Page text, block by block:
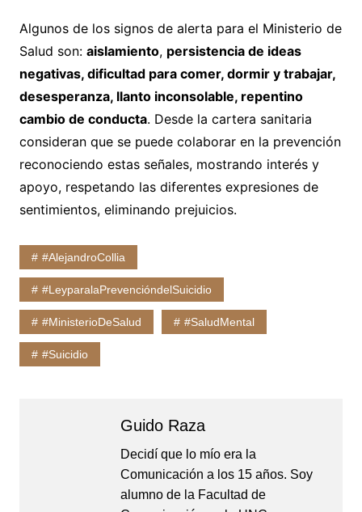
Algunos de los signos de alerta para el Ministerio de
Salud son: aislamiento, persistencia de ideas
negativas, dificultad para comer, dormir y trabajar,
desesperanza, llanto inconsolable, repentino
cambio de conducta. Desde la cartera sanitaria
consideran que se puede colaborar en la prevención
reconociendo estas señales, mostrando interés y
apoyo, respetando las diferentes expresiones de
sentimientos, eliminando prejuicios.
#AlejandroCollia
#LeyparalaPrevencióndelSuicidio
#MinisterioDeSalud #SaludMental
#Suicidio
Guido Raza
Decidí que lo mío era la
Comunicación a los 15 años. Soy
alumno de la Facultad de